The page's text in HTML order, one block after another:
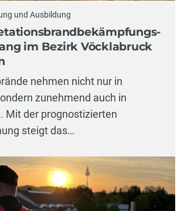
und Ausbildung
im Bezirk Vöcklabruck
nehmen nicht nur in
zunehmend auch in
Mit der prognostizierten
steigt das…